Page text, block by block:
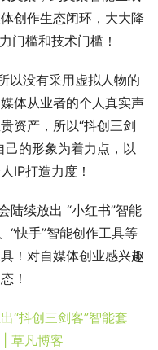
创作生态闭环，大大降
门槛和技术门槛！
以没有采用虚拟人物的
体从业者的个人真实声
资产，所以“抖创三剑
己的形象为着力点，以
IP打造力度！
陆续放出 “小红书”智能
“快手”智能创作工具等
！对自媒体创业感兴趣
！
“抖创三剑客”智能套
草凡博客